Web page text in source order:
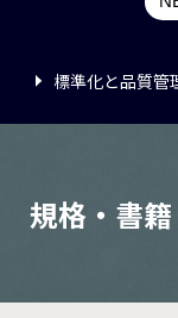
標準化と品質管
標準化と品質
規格・書